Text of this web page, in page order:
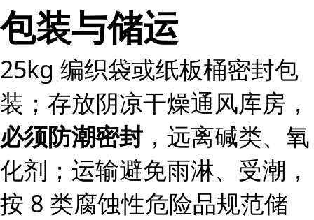
包装与储运
25kg 编织袋或纸板桶密封包
装；存放阴凉干燥通风库房，
必须防潮密封 ，远离碱类、氧
化剂；运输避免雨淋、受潮，
按 8 类腐蚀性危险品规范储